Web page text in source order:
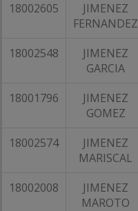
18002605
JIMENEZ
FERNANDEZ
18002548
JIMENEZ
GARCIA
18001796
JIMENEZ
GOMEZ
18002574
JIMENEZ
MARISCAL
18002008
JIMENEZ
MAROTO